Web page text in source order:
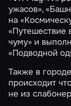
ужасов»,
на
«Путешествие
чуму» и
«Подводной
Также в
происходит
не из